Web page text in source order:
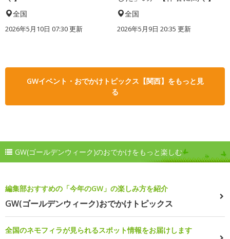
全国
2026年5月10日 07:30 更新
全国
2026年5月9日 20:35 更新
GWイベント・おでかけトピックス【関西】をもっと見
る
GW(ゴールデンウィーク)のおでかけをもっと楽しむ
編集部おすすめの「今年のGW」の楽しみ方を紹介
GW(ゴールデンウィーク)おでかけトピックス
全国のネモフィラが見られるスポット情報をお届けします